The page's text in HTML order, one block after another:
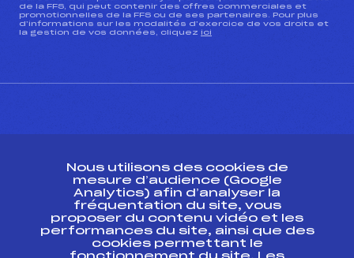
de la FFS, qui peut contenir des offres commerciales et
promotionnelles de la FFS ou de ses partenaires. Pour plus
d’informations sur les modalités d’exercice de vos droits et
la gestion de vos données, cliquez ici
ESPACE PRESSE
Ressources
Pass’Neige
Projet sportif fédéral
Nous utilisons des cookies de
mesure d’audience (Google
Analytics) afin d’analyser la
fréquentation du site, vous
proposer du contenu vidéo et les
performances du site, ainsi que des
cookies permettant le